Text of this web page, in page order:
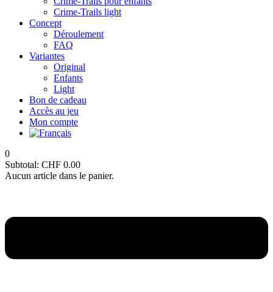
Crime-Trails light
Concept
Déroulement
FAQ
Variantes
Original
Enfants
Light
Bon de cadeau
Accès au jeu
Mon compte
0
Subtotal: CHF 0.00
Aucun article dans le panier.